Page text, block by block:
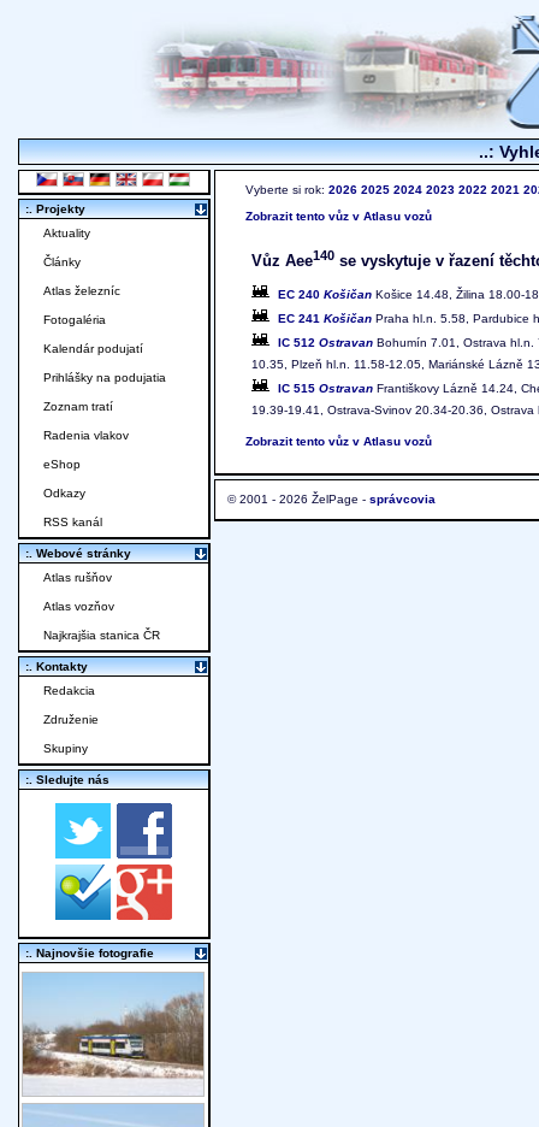
..:
Vyberte si rok: 2026 2025 2024 2023 2022 2021
Zobrazit tento vůz v Atlasu vozů
Vůz Aee140 se vyskytuje v řazení
EC 240 Košičan Košice 14.48, Žilina 18.00-
EC 241 Košičan Praha hl.n. 5.58, Pardubice
IC 512 Ostravan Bohumín 7.01, Ostrava hl.n.
10.35, Plzeň hl.n. 11.58-12.05, Mariánské Lázně
IC 515 Ostravan Františkovy Lázně 14.24,
19.39-19.41, Ostrava-Svinov 20.34-20.36,
Zobrazit tento vůz v Atlasu vozů
© 2001 - 2026 ŽelPage - správcovia
:. Projekty
Aktuality
Články
Atlas železníc
Fotogaléria
Kalendár podujatí
Prihlášky na podujatia
Zoznam tratí
Radenia vlakov
eShop
Odkazy
RSS kanál
:. Webové stránky
Atlas rušňov
Atlas vozňov
Najkrajšia stanica ČR
:. Kontakty
Redakcia
Združenie
Skupiny
:. Sledujte nás
:. Najnovšie fotografie